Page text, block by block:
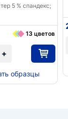
5 % спандекс;
+
13 цветов
образцы